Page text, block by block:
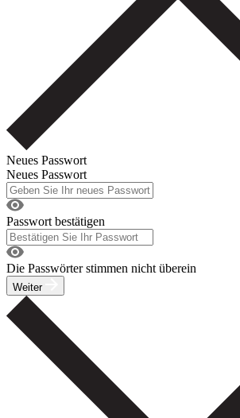
Neues Passwort
Neues Passwort
Passwort bestätigen
Die Passwörter stimmen nicht überein
Weiter